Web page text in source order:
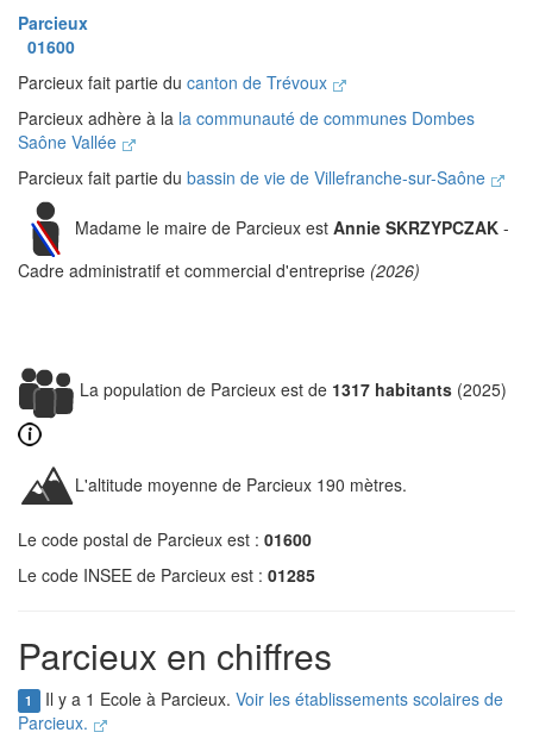
Parcieux
01600
Parcieux fait partie du canton de Trévoux
Parcieux adhère à la la communauté de communes Dombes
Saône Vallée
Parcieux fait partie du bassin de vie de Villefranche-sur-Saône
Madame le maire de Parcieux est Annie SKRZYPCZAK -
Cadre administratif et commercial d'entreprise (2026)
La population de Parcieux est de 1317 habitants (2025)
L'altitude moyenne de Parcieux 190 mètres.
Le code postal de Parcieux est : 01600
Le code INSEE de Parcieux est : 01285
Parcieux en chiffres
1 Il y a 1 Ecole à Parcieux. Voir les établissements scolaires de
Parcieux.